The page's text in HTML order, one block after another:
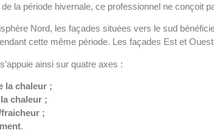
de la période hivernale, ce professionnel ne conçoit
Nord, les façades situées vers le sud
cette même période. Les façades Est et Ouest
ainsi sur quatre axes :
la chaleur ;
chaleur ;
;
.